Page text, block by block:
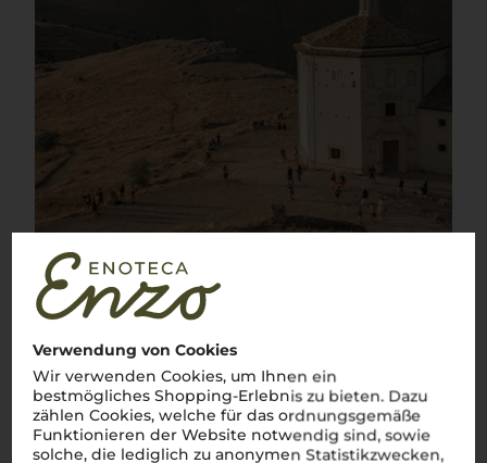
Verwendung von Cookies
Wir verwenden Cookies, um Ihnen ein
bestmögliches Shopping-Erlebnis zu bieten. Dazu
zählen Cookies, welche für das ordnungsgemäße
Funktionieren der Website notwendig sind, sowie
solche, die lediglich zu anonymen Statistikzwecken,
Über die Rebsorte